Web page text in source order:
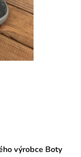
výrobce Boty